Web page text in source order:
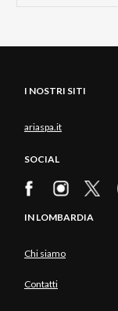
I NOSTRI SITI
ariaspa.it
SOCIAL
IN LOMBARDIA
Chi siamo
Contatti